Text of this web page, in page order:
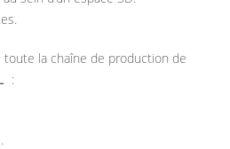
la chaîne de production de
: